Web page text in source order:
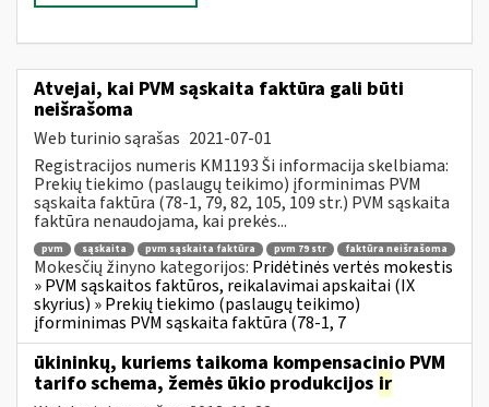
Atvejai, kai PVM sąskaita faktūra gali būti
neišrašoma
Web turinio sąrašas 2021-07-01
Registracijos numeris KM1193 Ši informacija skelbiama:
Prekių tiekimo (paslaugų teikimo) įforminimas PVM
sąskaita faktūra (78-1, 79, 82, 105, 109 str.) PVM sąskaita
faktūra nenaudojama, kai prekės...
pvm sąskaita pvm sąskaita faktūra pvm 79 str faktūra neišrašoma
Mokesčių žinyno kategorijos: Pridėtinės vertės mokestis
» PVM sąskaitos faktūros, reikalavimai apskaitai (IX
skyrius) » Prekių tiekimo (paslaugų teikimo)
įforminimas PVM sąskaita faktūra (78-1, 7
ūkininkų, kuriems taikoma kompensacinio PVM
tarifo schema, žemės ūkio produkcijos ir